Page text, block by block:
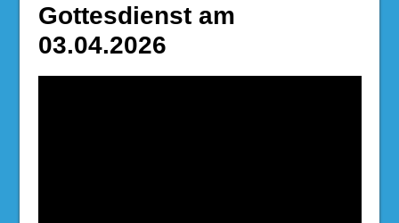
Gottesdienst am
03.04.2026